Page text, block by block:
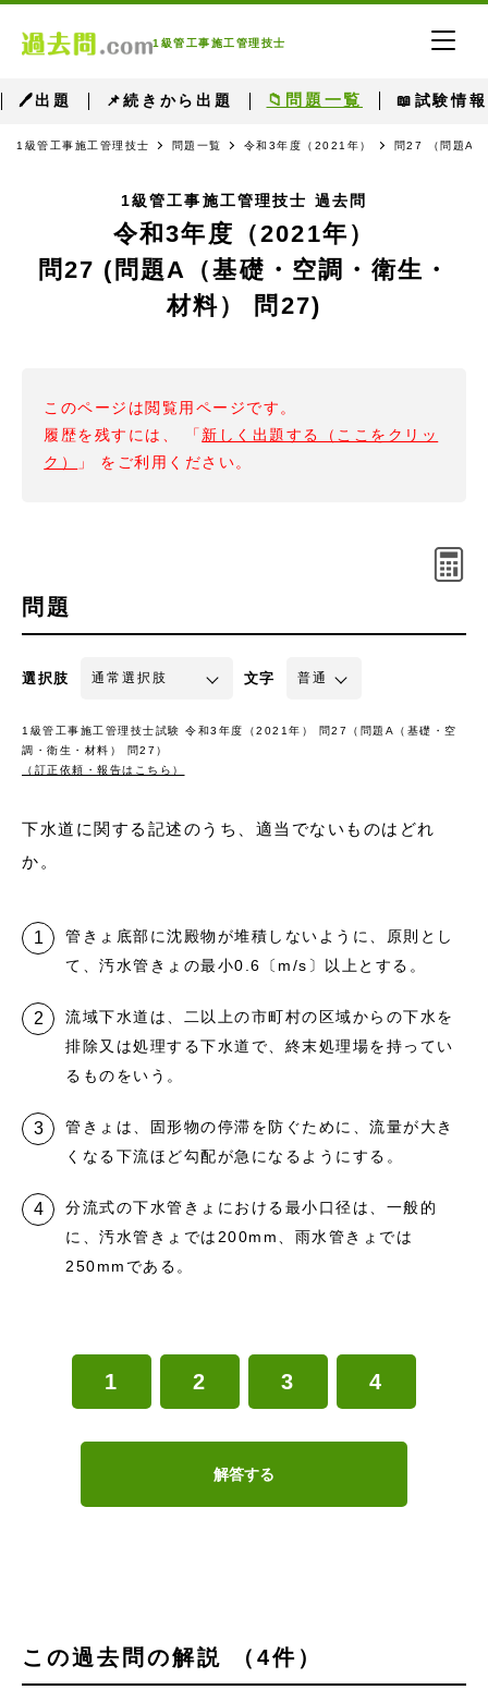
1級管工事施工管理技士
🖊出題 📌続きから出題 📁問題一覧 📖試験情報
1級管工事施工管理技士 問題一覧 令和3年度（2021年） 問27 （問題A
1級管工事施工管理技士 過去問
令和3年度（2021年）
問27 (問題A（基礎・空調・衛生・
材料） 問27)
このページは閲覧用ページです。
履歴を残すには、 「 新しく出題する（ここをクリッ
ク）
」 をご利用ください。
問題
選択肢 文字
1級管工事施工管理技士試験 令和3年度（2021年） 問27（問題A（基礎・空
調・衛生・材料） 問27）
（訂正依頼・報告はこちら）
下水道に関する記述のうち、適当でないものはどれ
か。
管きょ底部に沈殿物が堆積しないように、原則とし
て、汚水管きょの最小0.6〔m/s〕以上とする。
流域下水道は、二以上の市町村の区域からの下水を
排除又は処理する下水道で、終末処理場を持ってい
るものをいう。
管きょは、固形物の停滞を防ぐために、流量が大き
くなる下流ほど勾配が急になるようにする。
分流式の下水管きょにおける最小口径は、一般的
に、汚水管きょでは200mm、雨水管きょでは
250mmである。
1 2 3 4
解答する
この過去問の解説 （4件）